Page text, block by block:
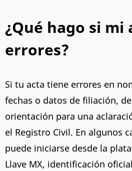
¿Qué hago si mi
errores?
Si tu acta tiene errores en
fechas o datos de filiación,
orientación para una
el Registro Civil. En algunos
puede iniciarse desde la
Llave MX, identificación